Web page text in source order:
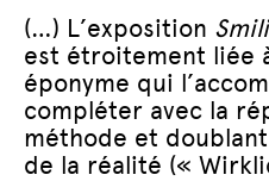
(…) L’exposition
est étroitement liée
éponyme qui
compléter avec la
méthode et
de la réalité («